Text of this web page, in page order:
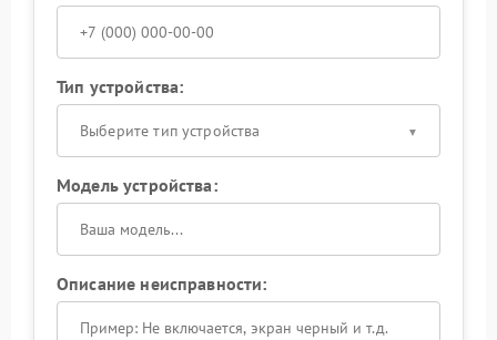
квалифицированным специалистам: вмешательство
без учета схемотехнических особенностей нередко
усугубляет ситуацию. Обратитесь за диагностикой —
это позволит быстро вернуть ИБП к стабильной
работе.
Тип устройства:
Выберите тип устройства
Модель устройства:
Описание неисправности: